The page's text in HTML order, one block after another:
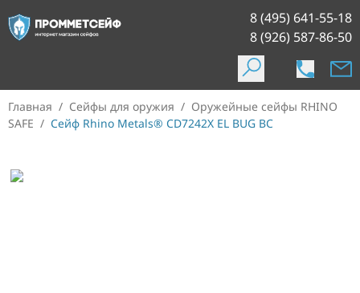
8 (495) 641-55-18
8 (926) 587-86-50
Главная / Сейфы для оружия / Оружейные сейфы RHINO
SAFE / Сейф Rhino Metals® CD7242X EL BUG BC